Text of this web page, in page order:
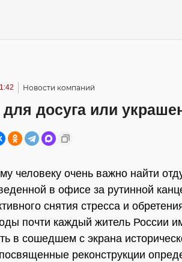
Новости компаний
досуга или
человеку очень важно найти
в офисе за рутинной
снятия стресса и
почти каждый житель России
в сошедшем с экрана
реконструкции